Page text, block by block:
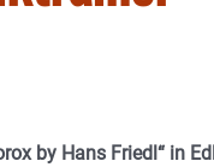
by Hans Friedl“ in